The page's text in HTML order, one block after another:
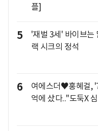
플]
5
'재벌 3세' 바이브는
랙 시크의 정석
6
여에스더♥홍혜걸,
억에 샀다.."도둑X